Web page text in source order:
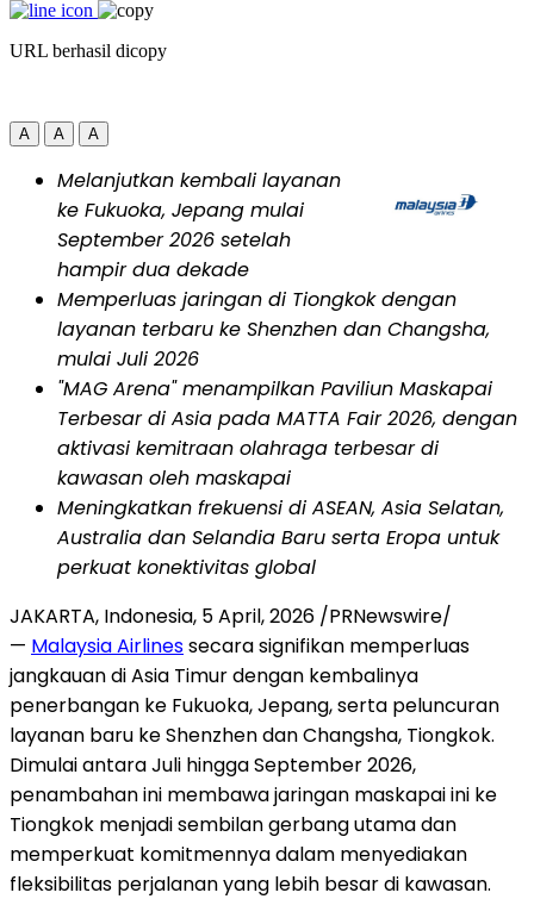
URL berhasil dicopy
A A A
Melanjutkan kembali layanan
ke Fukuoka, Jepang mulai
September 2026 setelah
hampir dua dekade
Memperluas jaringan di Tiongkok dengan
layanan terbaru ke Shenzhen dan Changsha,
mulai Juli 2026
"MAG Arena" menampilkan Paviliun Maskapai
Terbesar di Asia pada MATTA Fair 2026, dengan
aktivasi kemitraan olahraga terbesar di
kawasan oleh maskapai
Meningkatkan frekuensi di ASEAN, Asia Selatan,
Australia dan Selandia Baru serta Eropa untuk
perkuat konektivitas global
JAKARTA, Indonesia, 5 April, 2026 /PRNewswire/
— Malaysia Airlinessecara signifikan memperluas
jangkauan di Asia Timur dengan kembalinya
penerbangan ke Fukuoka, Jepang, serta peluncuran
layanan baru ke Shenzhen dan Changsha, Tiongkok.
Dimulai antara Juli hingga September 2026,
penambahan ini membawa jaringan maskapai ini ke
Tiongkok menjadi sembilan gerbang utama dan
memperkuat komitmennya dalam menyediakan
fleksibilitas perjalanan yang lebih besar di kawasan.